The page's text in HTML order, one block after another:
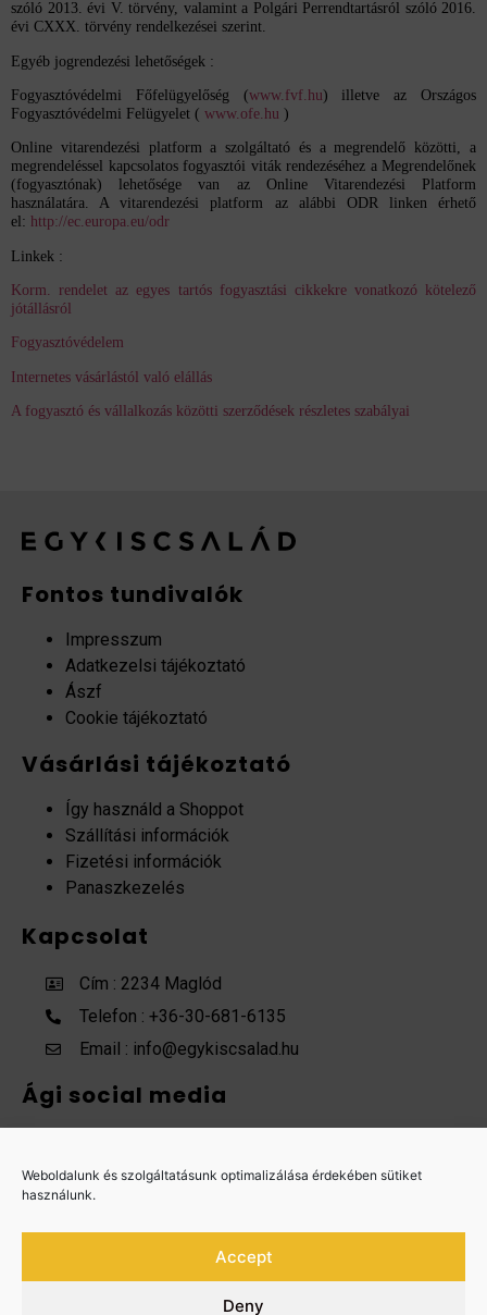
Weboldalunk és szolgáltatásunk optimalizálása érdekében sütiket
használunk.
Accept
Deny
szóló 2013. évi V. törvény, valamint a Polgári Perrendtartásról szóló 2016.
évi CXXX. törvény rendelkezései szerint.
Egyéb jogrendezési lehetőségek :
Fogyasztóvédelmi Főfelügyelőség (www.fvf.hu) illetve az Országos
Fogyasztóvédelmi Felügyelet ( www.ofe.hu )
Online vitarendezési platform a szolgáltató és a megrendelő közötti, a
megrendeléssel kapcsolatos fogyasztói viták rendezéséhez a Megrendelőnek
(fogyasztónak) lehetősége van az Online Vitarendezési Platform
használatára. A vitarendezési platform az alábbi ODR linken érhető
el: http://ec.europa.eu/odr
Linkek :
Korm. rendelet az egyes tartós fogyasztási cikkekre vonatkozó kötelező
jótállásról
Fogyasztóvédelem
Internetes vásárlástól való elállás
A fogyasztó és vállalkozás közötti szerződések részletes szabályai
Fontos tundivalók
Impresszum
Adatkezelsi tájékoztató
Ászf
Cookie tájékoztató
Vásárlási tájékoztató
Így használd a Shoppot
Szállítási információk
Fizetési információk
Panaszkezelés
Kapcsolat
Cím : 2234 Maglód
Telefon : +36-30-681-6135
Email : info@egykiscsalad.hu
Ági social media
Instagram
TikTok